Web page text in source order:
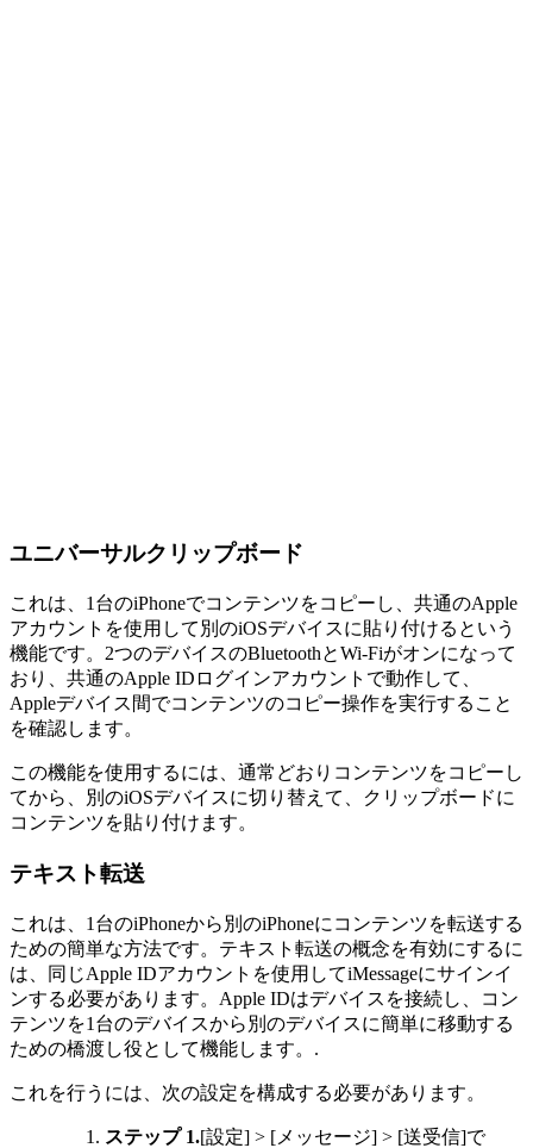
ユニバーサルクリップボード
これは、1台のiPhoneでコンテンツをコピーし、共通のApple
アカウントを使用して別のiOSデバイスに貼り付けるという
機能です。2つのデバイスのBluetoothとWi-Fiがオンになって
おり、共通のApple IDログインアカウントで動作して、
Appleデバイス間でコンテンツのコピー操作を実行すること
を確認します。
この機能を使用するには、通常どおりコンテンツをコピーし
てから、別のiOSデバイスに切り替えて、クリップボードに
コンテンツを貼り付けます。
テキスト転送
これは、1台のiPhoneから別のiPhoneにコンテンツを転送する
ための簡単な方法です。テキスト転送の概念を有効にするに
は、同じApple IDアカウントを使用してiMessageにサインイ
ンする必要があります。Apple IDはデバイスを接続し、コン
テンツを1台のデバイスから別のデバイスに簡単に移動する
ための橋渡し役として機能します。.
これを行うには、次の設定を構成する必要があります。
ステップ 1.[設定] > [メッセージ] > [送受信]で